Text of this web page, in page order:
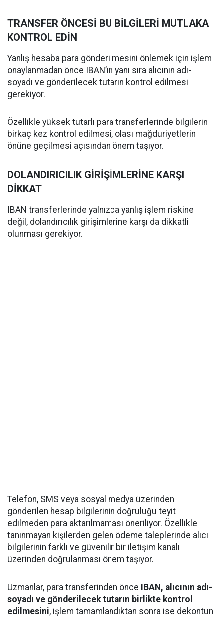
TRANSFER ÖNCESİ BU BİLGİLERİ MUTLAKA
KONTROL EDİN
Yanlış hesaba para gönderilmesini önlemek için işlem
onaylanmadan önce IBAN’ın yanı sıra alıcının adı-
soyadı ve gönderilecek tutarın kontrol edilmesi
gerekiyor.
Özellikle yüksek tutarlı para transferlerinde bilgilerin
birkaç kez kontrol edilmesi, olası mağduriyetlerin
önüne geçilmesi açısından önem taşıyor.
DOLANDIRICILIK GİRİŞİMLERİNE KARŞI
DİKKAT
IBAN transferlerinde yalnızca yanlış işlem riskine
değil, dolandırıcılık girişimlerine karşı da dikkatli
olunması gerekiyor.
Telefon, SMS veya sosyal medya üzerinden
gönderilen hesap bilgilerinin doğruluğu teyit
edilmeden para aktarılmaması öneriliyor. Özellikle
tanınmayan kişilerden gelen ödeme taleplerinde alıcı
bilgilerinin farklı ve güvenilir bir iletişim kanalı
üzerinden doğrulanması önem taşıyor.
Uzmanlar, para transferinden önce IBAN, alıcının adı-
soyadı ve gönderilecek tutarın birlikte kontrol
edilmesini, işlem tamamlandıktan sonra ise dekontun